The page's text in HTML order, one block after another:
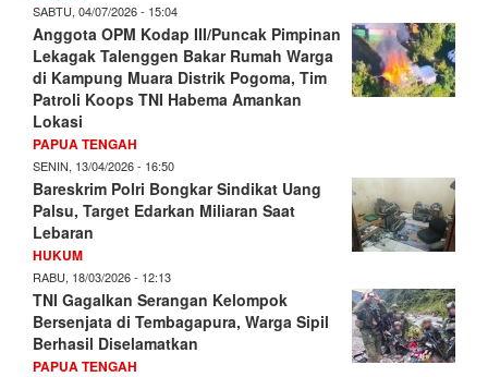
SABTU, 04/07/2026 - 15:04
Anggota OPM Kodap III/Puncak Pimpinan
Lekagak Talenggen Bakar Rumah Warga
di Kampung Muara Distrik Pogoma, Tim
Patroli Koops TNI Habema Amankan
Lokasi
PAPUA TENGAH
SENIN, 13/04/2026 - 16:50
Bareskrim Polri Bongkar Sindikat Uang
Palsu, Target Edarkan Miliaran Saat
Lebaran
HUKUM
RABU, 18/03/2026 - 12:13
TNI Gagalkan Serangan Kelompok
Bersenjata di Tembagapura, Warga Sipil
Berhasil Diselamatkan
PAPUA TENGAH